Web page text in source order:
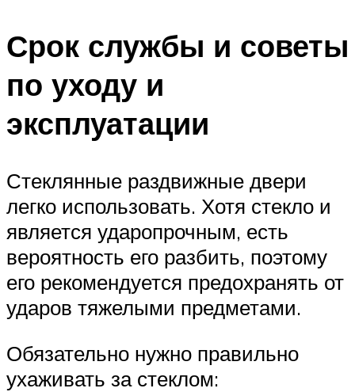
Срок службы и советы
по уходу и
эксплуатации
Стеклянные раздвижные двери
легко использовать. Хотя стекло и
является ударопрочным, есть
вероятность его разбить, поэтому
его рекомендуется предохранять от
ударов тяжелыми предметами.
Обязательно нужно правильно
ухаживать за стеклом: